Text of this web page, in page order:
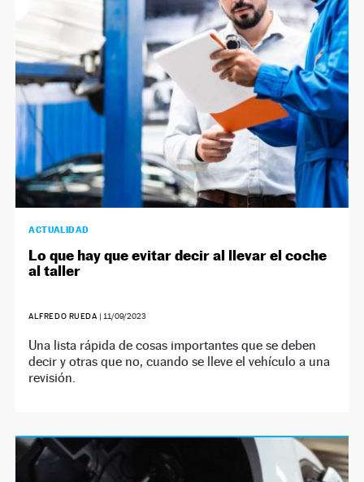
NEWSLETTER
SÍGUENOS
ACTUALIDAD
Lo que hay que evitar decir al llevar el coche
al taller
ALFREDO RUEDA | 11/09/2023
Una lista rápida de cosas importantes que se deben
decir y otras que no, cuando se lleve el vehículo a una
revisión.